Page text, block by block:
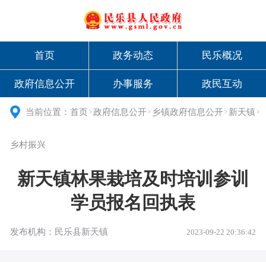
首页 政务动态 民乐概况
政府信息公开 办事服务 政民互动
当前位置：首页 > 政府信息公开 > 乡镇政府信息公开 > 新天镇 >
乡村振兴
新天镇林果栽培及时培训参训
学员报名回执表
发布机构：民乐县新天镇 2023-09-22 20:36:42